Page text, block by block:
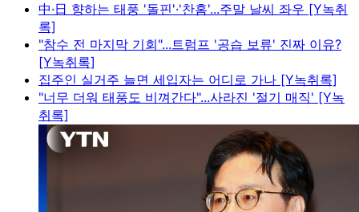
中·日 향하는 태풍 '돌핀'·'찬홈'...주말 날씨 좌우 [Y녹취
록]
"참수 전 마지막 기회"...트럼프 '공습 보류' 진짜 이유?
[Y녹취록]
집주인 실거주 늘면 세입자는 어디로 가나 [Y녹취록]
"너무 더워 태풍도 비껴간다"...사라진 '절기 매직' [Y녹
취록]